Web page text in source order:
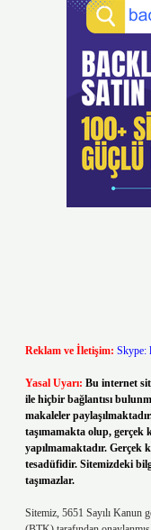
Reklam ve İletişim: Skype:
Yasal Uyarı: Bu internet
ile hiçbir bağlantısı
makaleler
taşımamakta olup, gerçek
yapılmamaktadır.
tesadüfidir. Sitemizdeki
taşımazlar.
Sitemiz, 5651 Sayılı